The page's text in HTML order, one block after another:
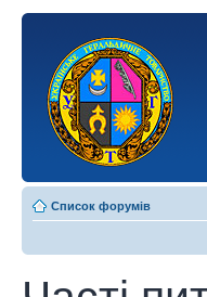
Список форумів